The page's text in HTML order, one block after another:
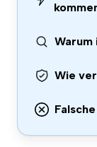
Warum
Wie